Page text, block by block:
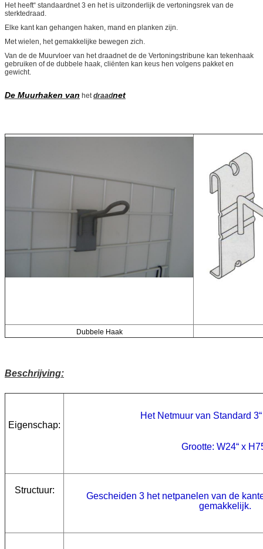
Het heeft“ standaardnet 3 en het is uitzonderlijk de vertoningsrek van de
sterktedraad.
Elke kant kan gehangen haken, mand en planken zijn.
Met wielen, het gemakkelijke bewegen zich.
Van de de Muurvloer van het draadnet de de Vertoningstribune kan tekenhaak
gebruiken of de dubbele haak, cliënten kan keus hen volgens pakket en
gewicht.
De Muurhaken van hetdraadnet
Dubbele Haak
Beschrijving:
Eigenschap:
Het Netmuur van Standard
Grootte: W24“ x
Structuur:
Gescheiden 3 het netpanelen van de
gemakkelijk.